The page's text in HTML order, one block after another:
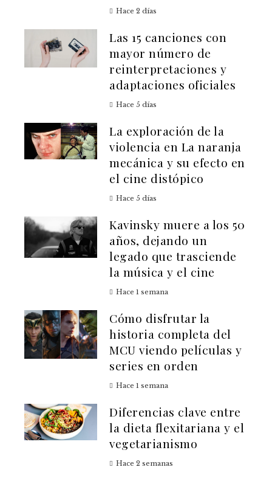
Hace 2 días
Las 15 canciones con
mayor número de
reinterpretaciones y
adaptaciones oficiales
Hace 5 días
La exploración de la
violencia en La naranja
mecánica y su efecto en
el cine distópico
Hace 5 días
Kavinsky muere a los 50
años, dejando un
legado que trasciende
la música y el cine
Hace 1 semana
Cómo disfrutar la
historia completa del
MCU viendo películas y
series en orden
Hace 1 semana
Diferencias clave entre
la dieta flexitariana y el
vegetarianismo
Hace 2 semanas